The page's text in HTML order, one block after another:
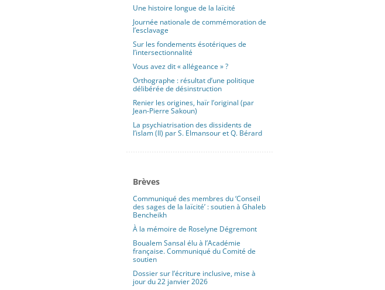
Une histoire longue de la laïcité
Journée nationale de commémoration de
l’esclavage
Sur les fondements ésotériques de
l’intersectionnalité
Vous avez dit « allégeance » ?
Orthographe : résultat d’une politique
délibérée de désinstruction
Renier les origines, haïr l’original (par
Jean-Pierre Sakoun)
La psychiatrisation des dissidents de
l’islam (II) par S. Elmansour et Q. Bérard
Brèves
Communiqué des membres du ‘Conseil
des sages de la laïcité’ : soutien à Ghaleb
Bencheikh
À la mémoire de Roselyne Dégremont
Boualem Sansal élu à l’Académie
française. Communiqué du Comité de
soutien
Dossier sur l’écriture inclusive, mise à
jour du 22 janvier 2026